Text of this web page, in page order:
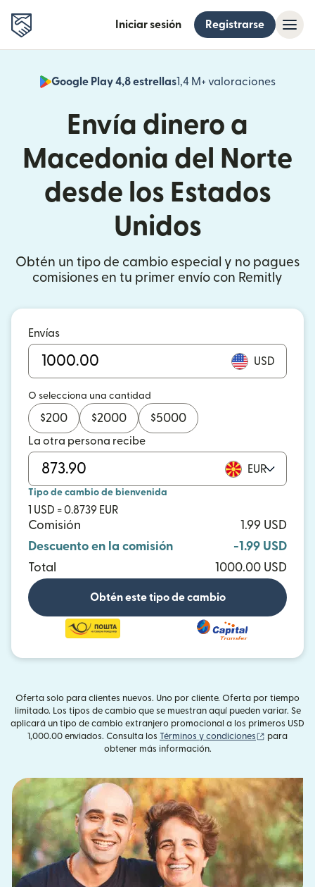
Iniciar sesión Registrarse
Google Play 4,8 estrellas1,4 M+ valoraciones
(se
Envía dinero a
Macedonia del Norte
desde los Estados
Unidos
Obtén un tipo de cambio especial y no pagues
comisiones en tu primer envío con Remitly
Envías
USD
O selecciona una cantidad
$200 $2000 $5000
La otra persona recibe
EUR
Tipo de cambio de bienvenida
1 USD = 0.8739 EUR
Comisión
1.99 USD
Descuento en la comisión
-1.99 USD
Total
1000.00 USD
Obtén este tipo de cambio
Oferta solo para clientes nuevos. Uno por cliente. Oferta por tiempo
limitado. Los tipos de cambio que se muestran aquí pueden variar. Se
aplicará un tipo de cambio extranjero promocional a los primeros USD
1,000.00 enviados. Consulta los Términos y condiciones (se abre
para
obtener más información.